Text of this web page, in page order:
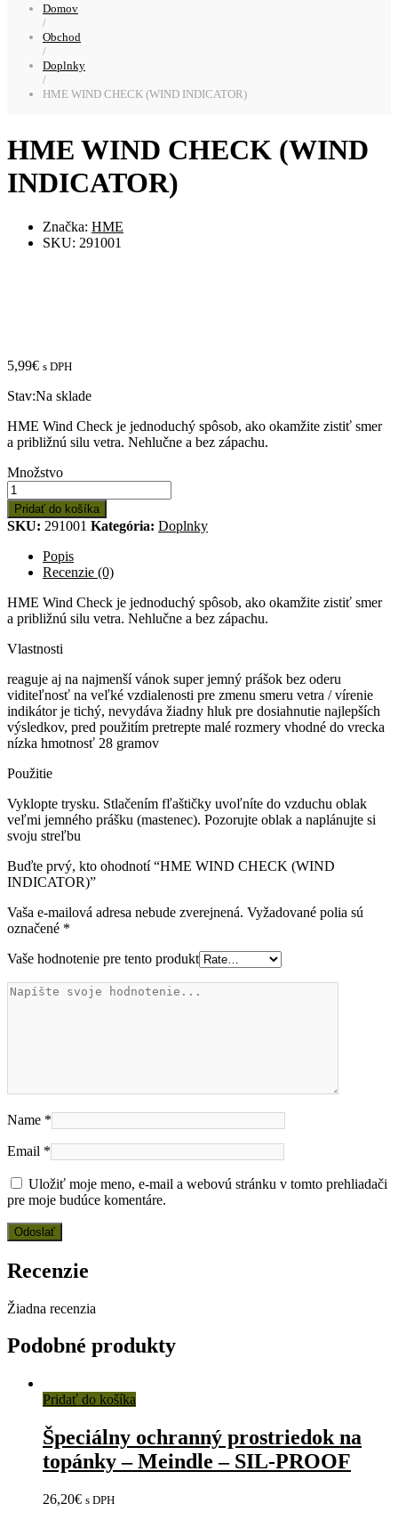
Domov
/
Obchod
/
Doplnky
/
HME WIND CHECK (WIND INDICATOR)
HME WIND CHECK (WIND
INDICATOR)
Značka: HME
SKU: 291001
5,99€ s DPH
Stav:Na sklade
HME Wind Check je jednoduchý spôsob, ako okamžite zistiť smer
a približnú silu vetra. Nehlučne a bez zápachu.
Množstvo:
HME
WIND
CHECK
(WIND
INDICATOR)
Množstvo
Pridať do košíka
SKU: 291001 Kategória: Doplnky
Popis
Recenzie (0)
HME Wind Check je jednoduchý spôsob, ako okamžite zistiť smer
a približnú silu vetra. Nehlučne a bez zápachu.
Vlastnosti
reaguje aj na najmenší vánok super jemný prášok bez oderu
viditeľnosť na veľké vzdialenosti pre zmenu smeru vetra / vírenie
indikátor je tichý, nevydáva žiadny hluk pre dosiahnutie najlepších
výsledkov, pred použitím pretrepte malé rozmery vhodné do vrecka
nízka hmotnosť 28 gramov
Použitie
Vyklopte trysku. Stlačením fľaštičky uvoľníte do vzduchu oblak
veľmi jemného prášku (mastenec). Pozorujte oblak a naplánujte si
svoju streľbu
Buďte prvý, kto ohodnotí “HME WIND CHECK (WIND
INDICATOR)”
Vaša e-mailová adresa nebude zverejnená. Vyžadované polia sú
označené *
Vaše hodnotenie pre tento produkt
Name *
Email *
Uložiť moje meno, e-mail a webovú stránku v tomto prehliadači
pre moje budúce komentáre.
Recenzie
Žiadna recenzia
Podobné produkty
Pridať do košíka
Špeciálny ochranný prostriedok na
topánky – Meindle – SIL-PROOF
26,20€ s DPH